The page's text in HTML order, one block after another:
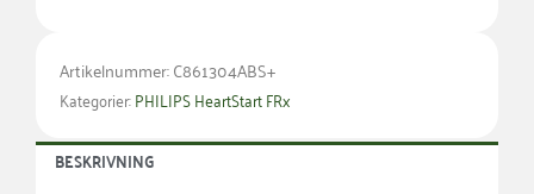
Artikelnummer: C861304ABS+
Kategorier:PHILIPS HeartStart FRx
BESKRIVNING